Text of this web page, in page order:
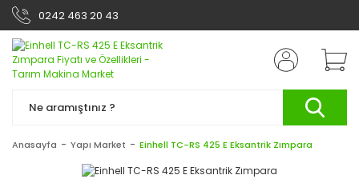
0242 463 20 43
Anasayfa Yapı Market Einhell TC-RS 425 E Eksantrik Zımpara